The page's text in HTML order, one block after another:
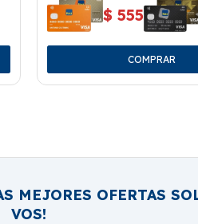
$ 555
MEJORES OFERTAS
VOS!